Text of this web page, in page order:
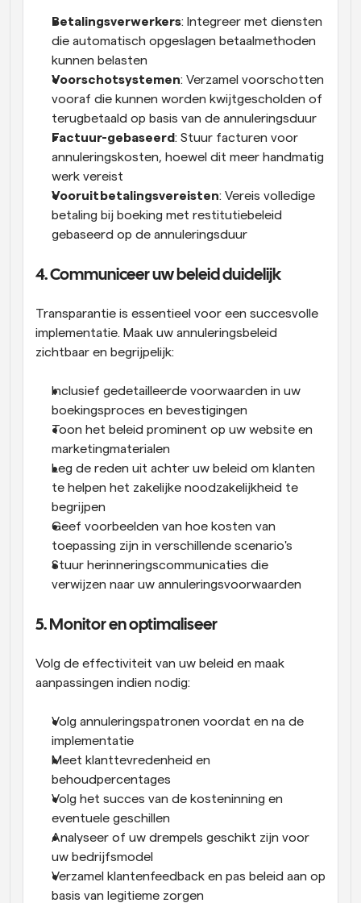
Betalingsverwerkers: Integreer met diensten
die automatisch opgeslagen betaalmethoden
kunnen belasten
Voorschotsystemen: Verzamel voorschotten
vooraf die kunnen worden kwijtgescholden of
terugbetaald op basis van de annuleringsduur
Factuur-gebaseerd: Stuur facturen voor
annuleringskosten, hoewel dit meer handmatig
werk vereist
Vooruitbetalingsvereisten: Vereis volledige
betaling bij boeking met restitutiebeleid
gebaseerd op de annuleringsduur
4. Communiceer uw beleid duidelijk
Transparantie is essentieel voor een succesvolle
implementatie. Maak uw annuleringsbeleid
zichtbaar en begrijpelijk:
Inclusief gedetailleerde voorwaarden in uw
boekingsproces en bevestigingen
Toon het beleid prominent op uw website en
marketingmaterialen
Leg de reden uit achter uw beleid om klanten
te helpen het zakelijke noodzakelijkheid te
begrijpen
Geef voorbeelden van hoe kosten van
toepassing zijn in verschillende scenario's
Stuur herinneringscommunicaties die
verwijzen naar uw annuleringsvoorwaarden
5. Monitor en optimaliseer
Volg de effectiviteit van uw beleid en maak
aanpassingen indien nodig:
Volg annuleringspatronen voordat en na de
implementatie
Meet klanttevredenheid en
behoudpercentages
Volg het succes van de kosteninning en
eventuele geschillen
Analyseer of uw drempels geschikt zijn voor
uw bedrijfsmodel
Verzamel klantenfeedback en pas beleid aan op
basis van legitieme zorgen